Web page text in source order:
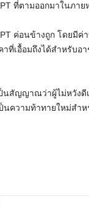
ที่ตามออกมาในภาย
ค่อนข้างถูก โดยมีค่
ที่เอื้อมถึงได้สำหรับอ
สัญญาณว่าผู้ไม่หวังดี
นความท้าทายใหม่สำ